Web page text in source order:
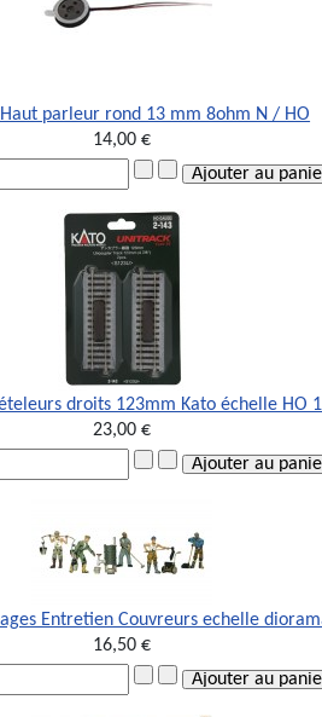
parleur rond 13 mm 8ohm N / HO
14,00 €
droits 123mm Kato échelle HO
23,00 €
Entretien Couvreurs echelle
16,50 €